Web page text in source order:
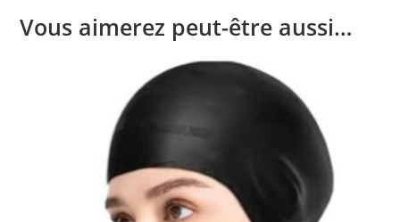
Vous aimerez peut-être aussi…